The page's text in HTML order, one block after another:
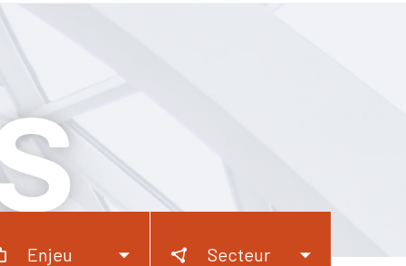
Enjeu Secteur